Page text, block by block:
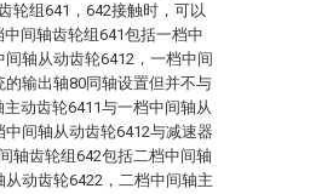
轮组641，642接触时，可以
间轴齿轮组641包括一档中
轴从动齿轮6412，一档中间
输出轴80同轴设置但并不与
动齿轮6411与一档中间轴从
间轴从动齿轮6412与减速器
轴齿轮组642包括二档中间轴
动齿轮6422，二档中间轴主